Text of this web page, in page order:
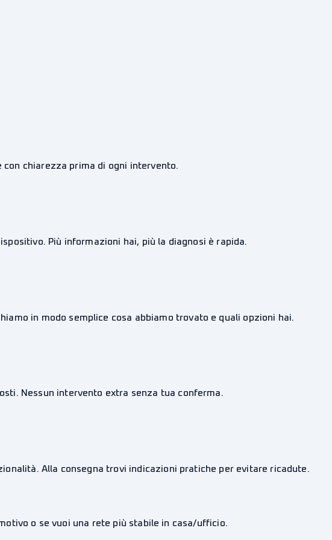
chiarezza prima di ogni intervento.
Più informazioni hai, più la diagnosi è rapida.
in modo semplice cosa abbiamo trovato e quali opzioni hai.
Nessun intervento extra senza tua conferma.
Alla consegna trovi indicazioni pratiche per evitare ricadute.
o se vuoi una rete più stabile in casa/ufficio.